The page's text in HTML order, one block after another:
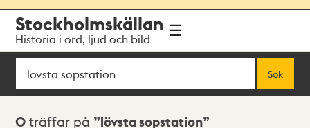
navigationen
huvudinnehållet
Stockholmskällan
Historia i ord, ljud och bild
Sök
Sök
Sökresultat
0 träffar på lövsta sopstation